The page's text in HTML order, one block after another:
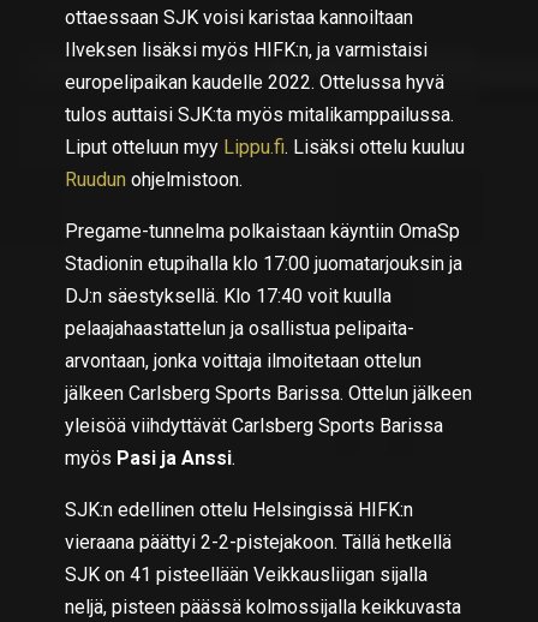
ottaessaan SJK voisi karistaa kannoiltaan
Ilveksen lisäksi myös HIFK:n, ja varmistaisi
europelipaikan kaudelle 2022. Ottelussa hyvä
tulos auttaisi SJK:ta myös mitalikamppailussa.
Liput otteluun myy Lippu.fi. Lisäksi ottelu kuuluu
Ruudun ohjelmistoon.
Pregame-tunnelma polkaistaan käyntiin OmaSp
Stadionin etupihalla klo 17:00 juomatarjouksin ja
DJ:n säestyksellä. Klo 17:40 voit kuulla
pelaajahaastattelun ja osallistua pelipaita-
arvontaan, jonka voittaja ilmoitetaan ottelun
jälkeen Carlsberg Sports Barissa. Ottelun jälkeen
yleisöä viihdyttävät Carlsberg Sports Barissa
myös Pasi ja Anssi.
SJK:n edellinen ottelu Helsingissä HIFK:n
vieraana päättyi 2-2-pistejakoon. Tällä hetkellä
SJK on 41 pisteellään Veikkausliigan sijalla
neljä, pisteen päässä kolmossijalla keikkuvasta